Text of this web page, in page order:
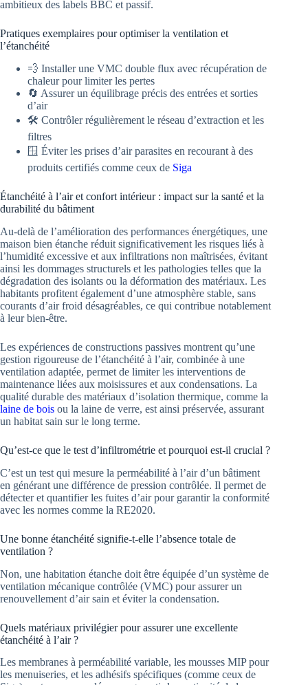
ambitieux des labels BBC et passif.
Pratiques exemplaires pour optimiser la ventilation et
l’étanchéité
💨 Installer une VMC double flux avec récupération de
chaleur pour limiter les pertes
🔄 Assurer un équilibrage précis des entrées et sorties
d’air
🛠️ Contrôler régulièrement le réseau d’extraction et les
filtres
🪟 Éviter les prises d’air parasites en recourant à des
produits certifiés comme ceux de Siga
Étanchéité à l’air et confort intérieur : impact sur la santé et la
durabilité du bâtiment
Au-delà de l’amélioration des performances énergétiques, une
maison bien étanche réduit significativement les risques liés à
l’humidité excessive et aux infiltrations non maîtrisées, évitant
ainsi les dommages structurels et les pathologies telles que la
dégradation des isolants ou la déformation des matériaux. Les
habitants profitent également d’une atmosphère stable, sans
courants d’air froid désagréables, ce qui contribue notablement
à leur bien-être.
Les expériences de constructions passives montrent qu’une
gestion rigoureuse de l’étanchéité à l’air, combinée à une
ventilation adaptée, permet de limiter les interventions de
maintenance liées aux moisissures et aux condensations. La
qualité durable des matériaux d’isolation thermique, comme la
laine de bois ou la laine de verre, est ainsi préservée, assurant
un habitat sain sur le long terme.
Qu’est-ce que le test d’infiltrométrie et pourquoi est-il crucial ?
C’est un test qui mesure la perméabilité à l’air d’un bâtiment
en générant une différence de pression contrôlée. Il permet de
détecter et quantifier les fuites d’air pour garantir la conformité
avec les normes comme la RE2020.
Une bonne étanchéité signifie-t-elle l’absence totale de
ventilation ?
Non, une habitation étanche doit être équipée d’un système de
ventilation mécanique contrôlée (VMC) pour assurer un
renouvellement d’air sain et éviter la condensation.
Quels matériaux privilégier pour assurer une excellente
étanchéité à l’air ?
Les membranes à perméabilité variable, les mousses MIP pour
les menuiseries, et les adhésifs spécifiques (comme ceux de